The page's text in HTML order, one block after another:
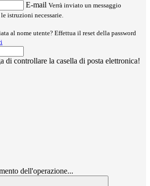
E-mail Verrà inviato un messaggio
istruzioni necessarie.
al nome utente? Effettua il reset della password
di controllare la casella di posta elettronica!
dell'operazione...